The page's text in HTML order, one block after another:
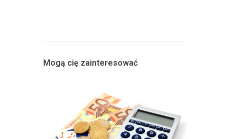
Mogą cię zainteresować